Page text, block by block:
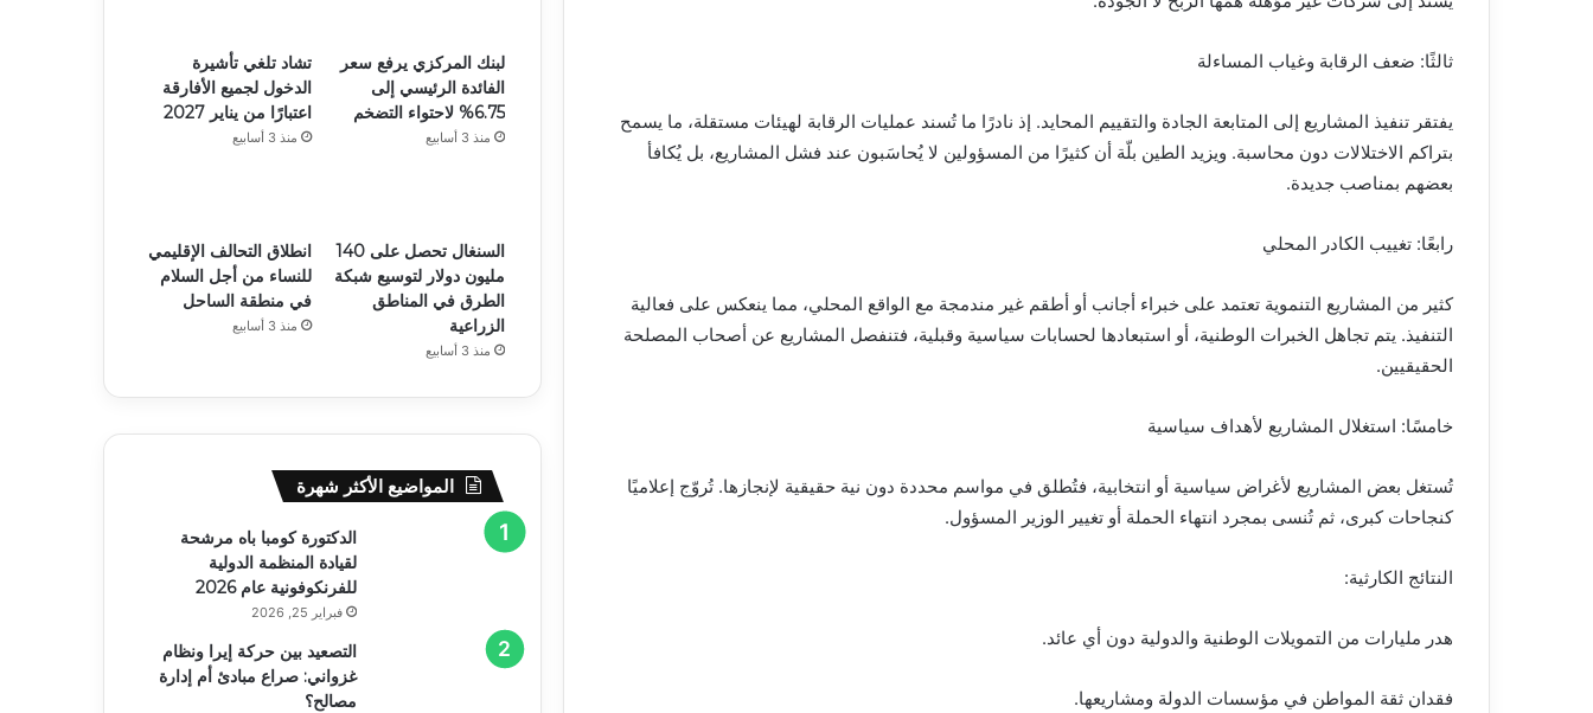
ثالثًا: ضعف الرقابة وغياب المساءلة
يفتقر تنفيذ المشاريع إلى المتابعة الجادة والتقييم المحايد. إذ نادرًا ما تُسند عمليات الرقابة لهيئات مستقلة، ما يسمح
بتراكم الاختلالات دون محاسبة. ويزيد الطين بلّة أن كثيرًا من المسؤولين لا يُحاسَبون عند فشل المشاريع، بل يُكافأ
بعضهم بمناصب جديدة.
رابعًا: تغييب الكادر المحلي
كثير من المشاريع التنموية تعتمد على خبراء أجانب أو أطقم غير مندمجة مع الواقع المحلي، مما ينعكس على فعالية
التنفيذ. يتم تجاهل الخبرات الوطنية، أو استبعادها لحسابات سياسية وقبلية، فتنفصل المشاريع عن أصحاب المصلحة
الحقيقيين.
خامسًا: استغلال المشاريع لأهداف سياسية
تُستغل بعض المشاريع لأغراض سياسية أو انتخابية، فتُطلق في مواسم محددة دون نية حقيقية لإنجازها. تُروّج إعلاميًا
كنجاحات كبرى، ثم تُنسى بمجرد انتهاء الحملة أو تغيير الوزير المسؤول.
النتائج الكارثية:
هدر مليارات من التمويلات الوطنية والدولية دون أي عائد.
فقدان ثقة المواطن في مؤسسات الدولة ومشاريعها.
لبنك المركزي يرفع سعر
الفائدة الرئيسي إلى
6.75% لاحتواء التضخم
منذ 3 أسابيع
تشاد تلغي تأشيرة
الدخول لجميع الأفارقة
اعتبارًا من يناير 2027
منذ 3 أسابيع
السنغال تحصل على 140
مليون دولار لتوسيع شبكة
الطرق في المناطق
الزراعية
منذ 3 أسابيع
انطلاق التحالف الإقليمي
للنساء من أجل السلام
في منطقة الساحل
منذ 3 أسابيع
المواضيع الأكثر شهرة
الدكتورة كومبا باه مرشحة
لقيادة المنظمة الدولية
للفرنكوفونية عام 2026
فبراير 25, 2026
التصعيد بين حركة إيرا ونظام
غزواني: صراع مبادئ أم إدارة
مصالح؟